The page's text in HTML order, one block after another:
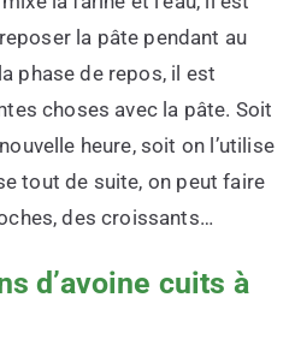
la pâte pendant au
phase de repos, il est
choses avec la pâte. Soit
heure, soit on l’utilise
tout de suite, on peut faire
des croissants…
d’avoine cuits à